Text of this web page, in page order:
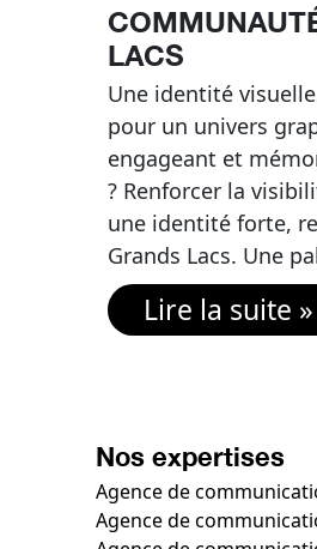
LACS
Une identité
pour un univers
engageant et
? Renforcer la
une identité forte,
Grands Lacs. Une
Lire la suite »
Nos expertises
Agence de
Agence de